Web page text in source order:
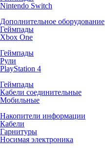
Nintendo Switch
Дополнительное оборудование
Геймпады
Xbox One
Геймпады
Рули
PlayStation 4
Геймпады
Кабели соединительные
Мобильные
Накопители информации
Кабели
Гарнитуры
Носимая электроника